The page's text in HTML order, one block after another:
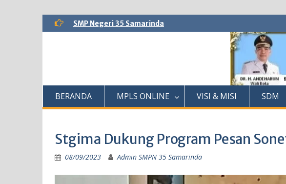
Skip
to
SMP Negeri 35 Samarinda
BERANDA MPLS ONLINE VISI & MISI SDM
Stgima Dukung Program Pesan
08/09/2023 Admin SMPN 35 Samarinda